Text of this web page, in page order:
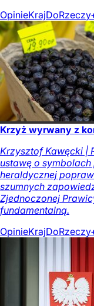
OpinieKraj
Krzyż wyrwany z
Krzysztof Kawęcki |
ustawę o
heraldycznej
szumnych
Zjednoczonej
fundamentalną.
OpinieKraj